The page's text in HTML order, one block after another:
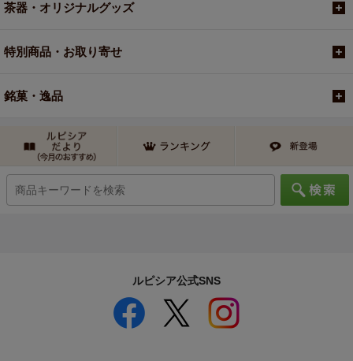
茶器・オリジナルグッズ
特別商品・お取り寄せ
銘菓・逸品
ルピシア公式SNS